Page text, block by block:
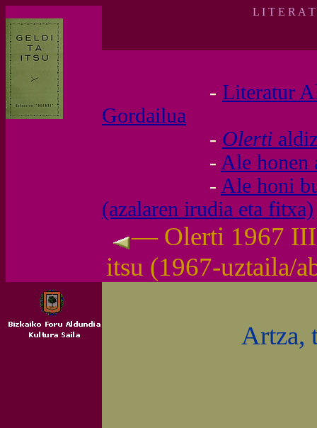
L I T E R A
- Literatur
Gordailua
- Olerti
- Ale honen
- Ale honi
(azalaren irudia eta fitxa)
— Olerti 1967
itsu (1967-uztaila/
Artza,